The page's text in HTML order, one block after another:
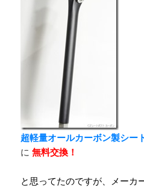
超軽量オールカーボン製シー
に 無料交換！
と思ってたのですが、メーカ